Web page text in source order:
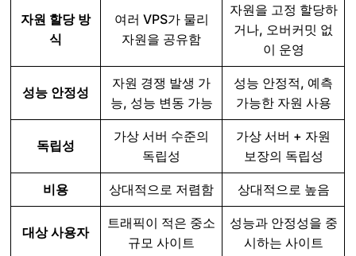
자원 할당 방
식
여러 VPS가 물리
자원을 공유함
자원을 고정 할당하
거나, 오버커밋 없
이 운영
성능 안정성
자원 경쟁 발생 가
능, 성능 변동 가능
성능 안정적, 예측
가능한 자원 사용
독립성
가상 서버 수준의
독립성
가상 서버 + 자원
보장의 독립성
비용 상대적으로 저렴함 상대적으로 높음
대상 사용자
트래픽이 적은 중소
규모 사이트
성능과 안정성을 중
시하는 사이트